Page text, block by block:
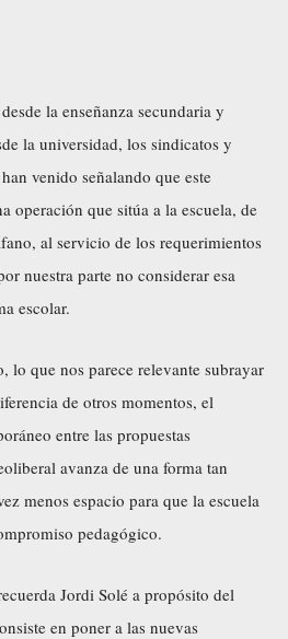
la enseñanza secundaria y
la universidad, los sindicatos y
venido señalando que este
operación que sitúa a la escuela, de
al servicio de los requerimientos
nuestra parte no considerar esa
escolar.
lo que nos parece relevante subrayar
de otros momentos, el
entre las propuestas
avanza de una forma tan
menos espacio para que la escuela
pedagógico.
Jordi Solé a propósito del
en poner a las nuevas